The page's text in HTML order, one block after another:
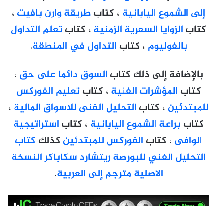
إلى الشموع اليابانية ، كتاب طريقة وارن بافيت ،
كتاب الزوايا السعرية الزمنية ، كتابتعلم التداول
بالفوليوم ، كتاب التداول في المنطقة.
بالإضافة إلى ذلك كتاب السوق دائما على حق ،
كتاب المؤشرات الفنية ، كتابتعليم الفوركس
للمبتدئين ، كتاب التحليل الفنى للاسواق المالية ،
كتاب براعة الشموع اليابانية ، كتاب استراتيجية
الوافى ، كتاب الفوركس للمبتدئين كذلك كتاب
التحليل الفني للبورصة ريتشارد سكاباكر النسخة
الاصلية مترجم إلى العربية.